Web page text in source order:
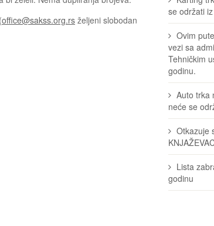
office@sakss.org.rs željeni slobodan
se održati
Ovim
vezi sa
Tehničkim
godinu.
Auto trka
neće se
Otkazuje
Lista
godinu